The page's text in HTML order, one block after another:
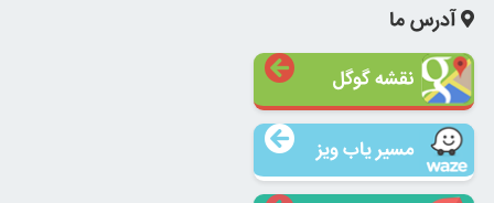
آدرس ما
نقشه گوگل
مسیر یاب ویز